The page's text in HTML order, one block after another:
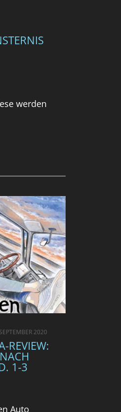
werden
2020
REVIEW:
1-3
Auto